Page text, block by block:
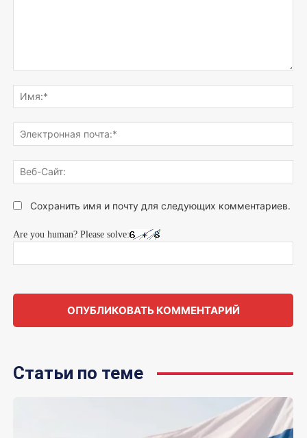
что
думаете...
Сохранить имя и почту для следующих комментариев.
Are you human? Please solve:
Статьи по теме